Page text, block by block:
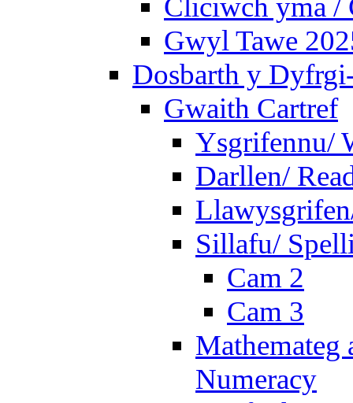
Gwyl Tawe
Dosbarth y
Gwaith Cartref
Ysgrifennu/
Darllen/
Sillafu/
Cam 2
Cam 3
Mathemateg
Numeracy